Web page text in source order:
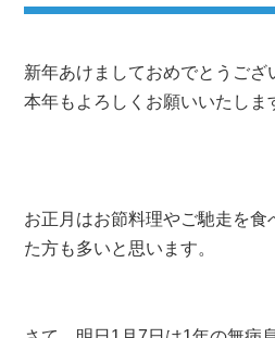
新年あけましておめでとうござ
本年もよろしくお願いいたしま
お正月はお節料理やご馳走を
た方も多いと思います。